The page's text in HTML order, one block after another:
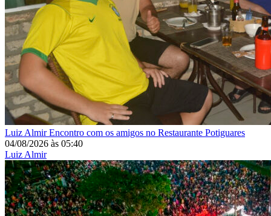
Luiz AlmirEncontro com os amigos no Restaurante Potiguares
04/08/2026 às 05:40
Luiz Almir